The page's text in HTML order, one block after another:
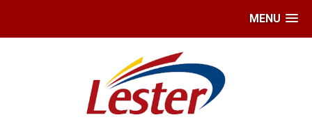
MENU